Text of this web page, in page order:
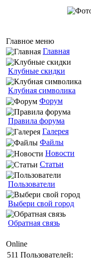
Главное меню
Главная
Клубные скидки
Клубная символика
Форум
Правила форума
Галерея
Файлы
Новости
Статьи
Пользователи
Выбери свой город
Обратная связь
Online
511 Пользователей: